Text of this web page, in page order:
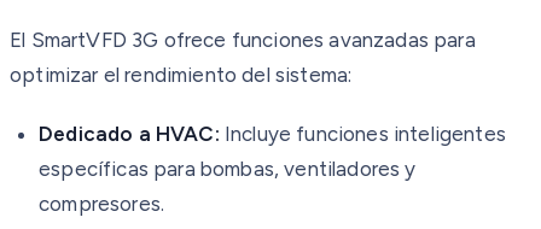
El SmartVFD 3G ofrece funciones avanzadas para
optimizar el rendimiento del sistema:
Dedicado a HVAC: Incluye funciones inteligentes
específicas para bombas, ventiladores y
compresores.